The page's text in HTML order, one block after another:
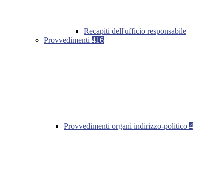
Recapiti dell'ufficio responsabile
Provvedimenti 416
Provvedimenti organi indirizzo-politico 4